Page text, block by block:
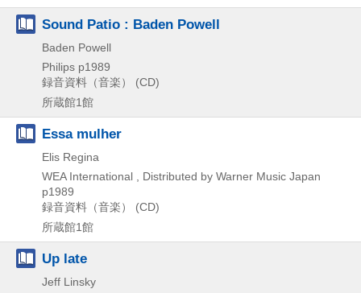
Sound Patio : Baden Powell
Baden Powell
Philips p1989
録音資料（音楽） (CD)
所蔵館1館
Essa mulher
Elis Regina
WEA International , Distributed by Warner Music Japan
p1989
録音資料（音楽） (CD)
所蔵館1館
Up late
Jeff Linsky